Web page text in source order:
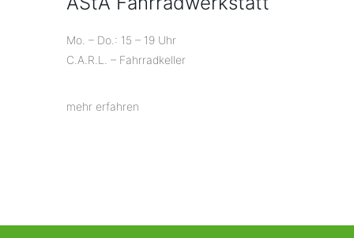
Mo. – Do.: 15 – 19 Uhr
C.A.R.L. – Fahrradkeller
mehr erfahren